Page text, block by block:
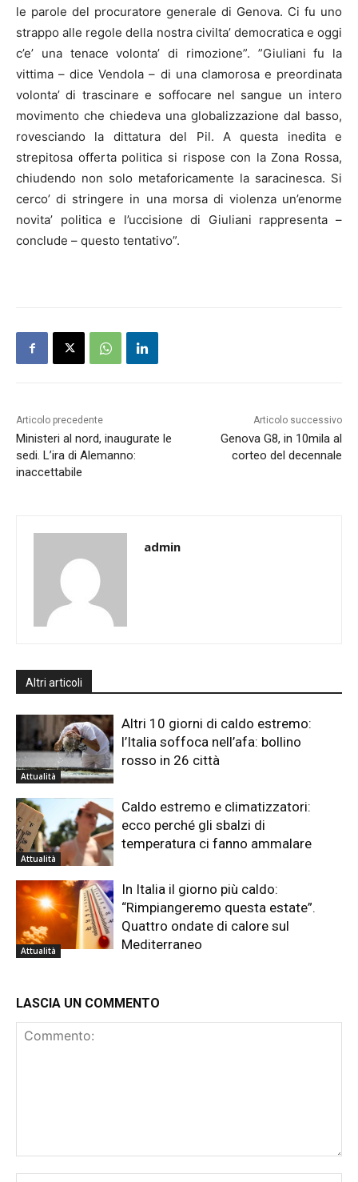
le parole del procuratore generale di Genova. Ci fu uno
strappo alle regole della nostra civilta’ democratica e oggi
c’e’ una tenace volonta’ di rimozione”. ”Giuliani fu la
vittima – dice Vendola – di una clamorosa e preordinata
volonta’ di trascinare e soffocare nel sangue un intero
movimento che chiedeva una globalizzazione dal basso,
rovesciando la dittatura del Pil. A questa inedita e
strepitosa offerta politica si rispose con la Zona Rossa,
chiudendo non solo metaforicamente la saracinesca. Si
cerco’ di stringere in una morsa di violenza un’enorme
novita’ politica e l’uccisione di Giuliani rappresenta –
conclude – questo tentativo”.
Articolo precedente
Ministeri al nord, inaugurate le
sedi. L’ira di Alemanno:
inaccettabile
Articolo successivo
Genova G8, in 10mila al
corteo del decennale
admin
Altri articoli
Attualità
Altri 10 giorni di caldo estremo:
l’Italia soffoca nell’afa: bollino
rosso in 26 città
Attualità
Caldo estremo e climatizzatori:
ecco perché gli sbalzi di
temperatura ci fanno ammalare
Attualità
In Italia il giorno più caldo:
“Rimpiangeremo questa estate”.
Quattro ondate di calore sul
Mediterraneo
LASCIA UN COMMENTO